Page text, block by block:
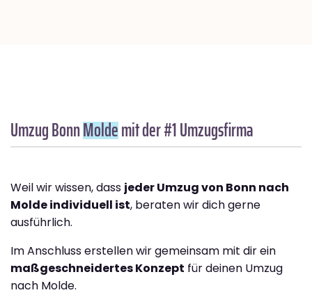
Umzug BonnMoldemit der #1 Umzugsfirma
Weil wir wissen, dass jeder Umzug von Bonn nach
Molde individuell ist, beraten wir dich gerne
ausführlich.
Im Anschluss erstellen wir gemeinsam mit dir ein
maßgeschneidertes Konzept für deinen Umzug
nach Molde.